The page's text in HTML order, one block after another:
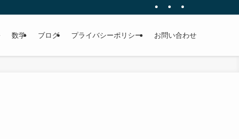
数学 ブログ プライバシーポリシー お問い合わせ